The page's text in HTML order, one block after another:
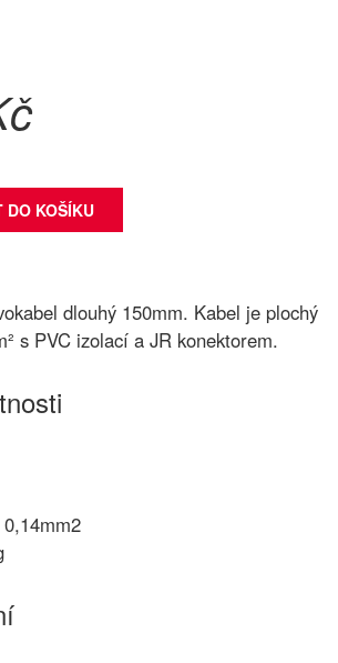
dlouhý 150mm. Kabel je plochý
s PVC izolací a JR konektorem.